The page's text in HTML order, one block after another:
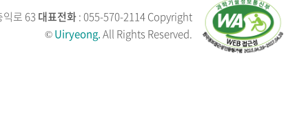
로 63 대표전화: 055-570-2114Copyright
©Uiryeong.All Rights Reserved.